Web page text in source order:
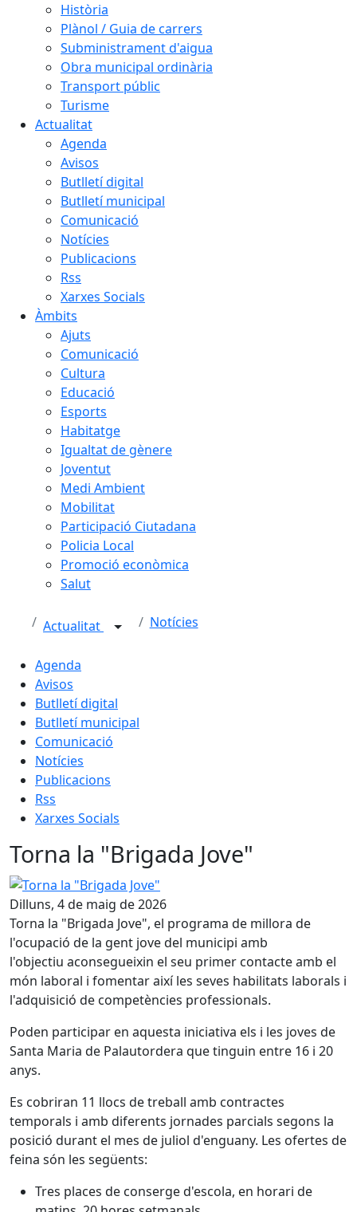
Història
Plànol / Guia de carrers
Subministrament d'aigua
Obra municipal ordinària
Transport públic
Turisme
Actualitat
Agenda
Avisos
Butlletí digital
Butlletí municipal
Comunicació
Notícies
Publicacions
Rss
Xarxes Socials
Àmbits
Ajuts
Comunicació
Cultura
Educació
Esports
Habitatge
Igualtat de gènere
Joventut
Medi Ambient
Mobilitat
Participació Ciutadana
Policia Local
Promoció econòmica
Salut
Actualitat Notícies
Agenda
Avisos
Butlletí digital
Butlletí municipal
Comunicació
Notícies
Publicacions
Rss
Xarxes Socials
Torna la "Brigada Jove"
Torna la "Brigada Jove"
Dilluns, 4 de maig de 2026
Torna la "Brigada Jove", el programa de millora de
l'ocupació de la gent jove del municipi amb
l'objectiu aconsegueixin el seu primer contacte amb el
món laboral i fomentar així les seves habilitats laborals i
l'adquisició de competències professionals.
Poden participar en aquesta iniciativa els i les joves de
Santa Maria de Palautordera que tinguin entre 16 i 20
anys.
Es cobriran 11 llocs de treball amb contractes
temporals i amb diferents jornades parcials segons la
posició durant el mes de juliol d'enguany. Les ofertes de
feina són les següents:
Tres places de conserge d'escola, en horari de